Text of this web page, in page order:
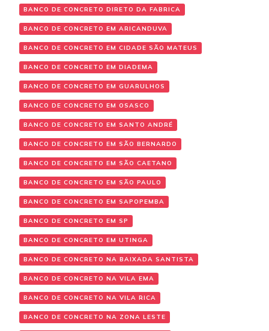
BANCO DE CONCRETO DIRETO DA FABRICA
BANCO DE CONCRETO EM ARICANDUVA
BANCO DE CONCRETO EM CIDADE SÃO MATEUS
BANCO DE CONCRETO EM DIADEMA
BANCO DE CONCRETO EM GUARULHOS
BANCO DE CONCRETO EM OSASCO
BANCO DE CONCRETO EM SANTO ANDRÉ
BANCO DE CONCRETO EM SÃO BERNARDO
BANCO DE CONCRETO EM SÃO CAETANO
BANCO DE CONCRETO EM SÃO PAULO
BANCO DE CONCRETO EM SAPOPEMBA
BANCO DE CONCRETO EM SP
BANCO DE CONCRETO EM UTINGA
BANCO DE CONCRETO NA BAIXADA SANTISTA
BANCO DE CONCRETO NA VILA EMA
BANCO DE CONCRETO NA VILA RICA
BANCO DE CONCRETO NA ZONA LESTE